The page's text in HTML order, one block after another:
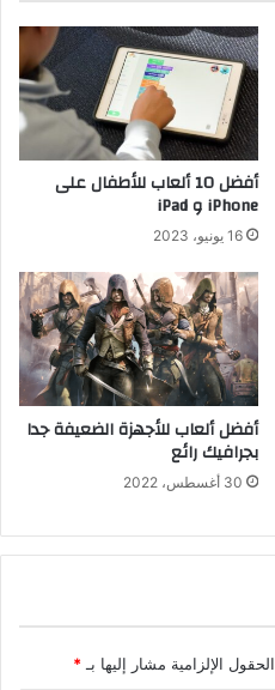
أفضل 10 ألعاب للأطفال على
iPhone و iPad
16 يونيو، 2023
أفضل ألعاب للأجهزة الضعيفة جدا
بجرافيك رائع
30 أغسطس، 2022
الحقول الإلزامية مشار إليها بـ*